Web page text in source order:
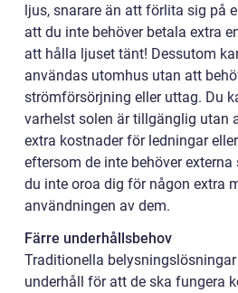
ljus, snarare än att förlita sig på
att du inte behöver betala extra
att hålla ljuset tänt! Dessutom
användas utomhus utan att
strömförsörjning eller uttag. Du
varhelst solen är tillgänglig utan
extra kostnader för ledningar
eftersom de inte behöver
du inte oroa dig för någon extra
användningen av dem.
Färre underhållsbehov
Traditionella
underhåll för att de ska fungera